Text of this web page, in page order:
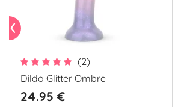
(2)
Dildo Glitter Ombre
24.95 €